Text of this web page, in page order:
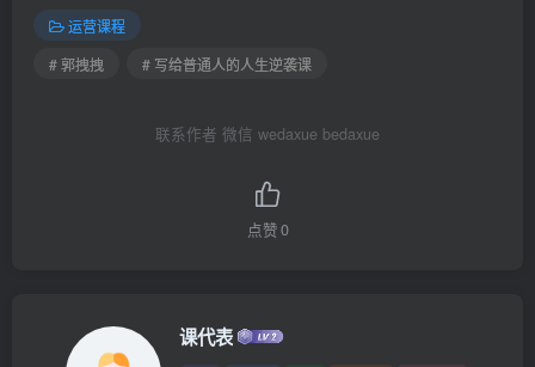
运营课程
# 郭拽拽
# 写给普通人的人生逆袭课
联系作者 微信 wedaxue bedaxue
点赞0
课代表